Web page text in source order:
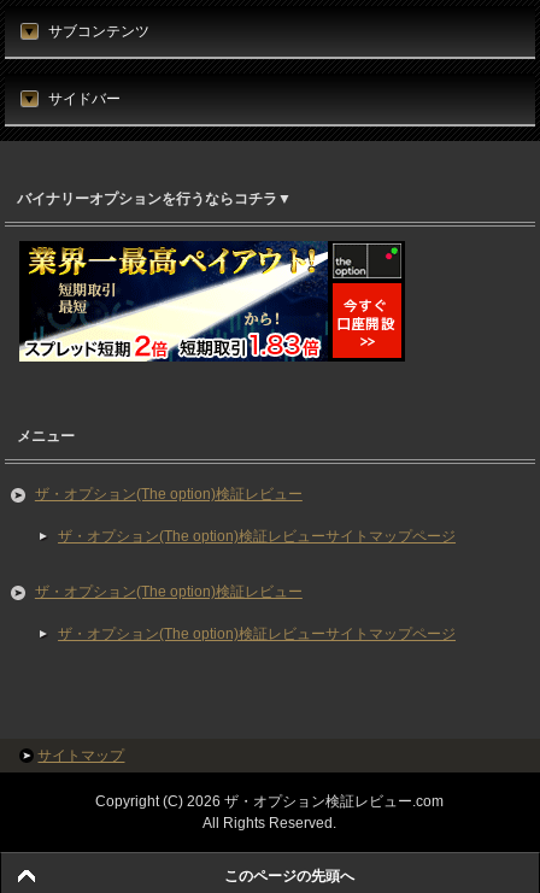
サブコンテンツ
サイドバー
バイナリーオプションを行うならコチラ▼
メニュー
ザ・オプション(The option)検証レビュー
ザ・オプション(The option)検証レビューサイトマップページ
ザ・オプション(The option)検証レビュー
ザ・オプション(The option)検証レビューサイトマップページ
サイトマップ
Copyright (C) 2026 ザ・オプション検証レビュー.com
All Rights Reserved.
このページの先頭へ